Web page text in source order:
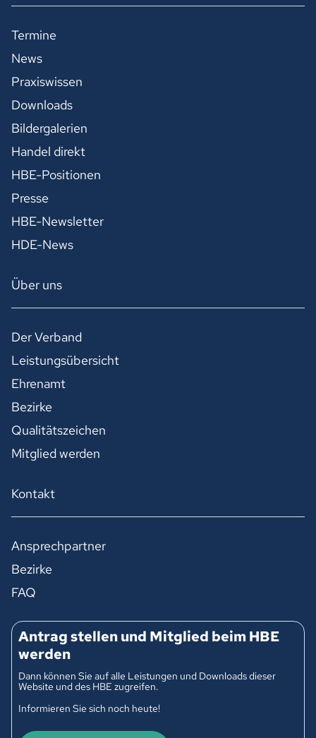
Termine
News
Praxiswissen
Downloads
Bildergalerien
Handel direkt
HBE-Positionen
Presse
HBE-Newsletter
HDE-News
Über uns
Der Verband
Leistungsübersicht
Ehrenamt
Bezirke
Qualitätszeichen
Mitglied werden
Kontakt
Ansprechpartner
Bezirke
FAQ
Antrag stellen und Mitglied beim HBE
werden
Dann können Sie auf alle Leistungen und Downloads dieser
Website und des HBE zugreifen.
Informieren Sie sich noch heute!